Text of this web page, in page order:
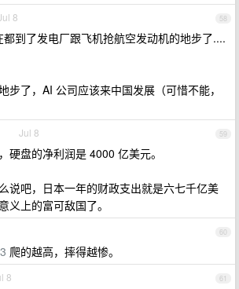
58
8
到了发电厂跟飞机抢航空发动机的地步了....
步了，AI 公司应该来中国发展（可惜不能，
59
Jul 8
硬盘的净利润是 4000 亿美元。
说吧，日本一年的财政支出就是六七千亿美
义上的富可敌国了。
60
爬的越高，摔得越惨。
61
8